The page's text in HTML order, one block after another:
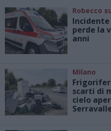
Robecco
Incidente
perde la
anni
Milano
scarti di
cielo